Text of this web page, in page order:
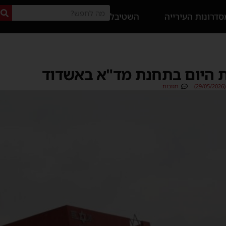
העירייה השטיבל
היום בתחנת מד"א באשדוד
תגובות